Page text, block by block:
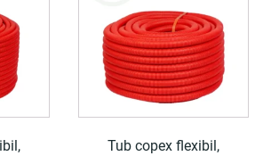
Tub copex flexibil,